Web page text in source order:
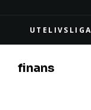
finans